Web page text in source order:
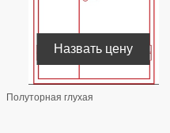
Полуторная глухая
Назвать цену